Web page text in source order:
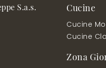
S.a.s. Cucine
Cucine
Cucine
Zona